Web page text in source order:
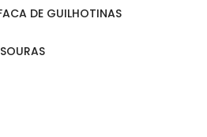
DE GUILHOTINAS